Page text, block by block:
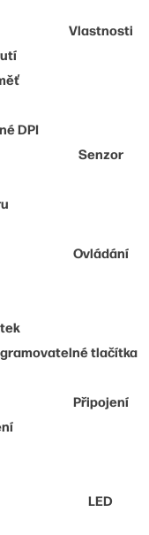
Vlastnosti
DPI
Senzor
Ovládání
tlačítka
Připojení
LED